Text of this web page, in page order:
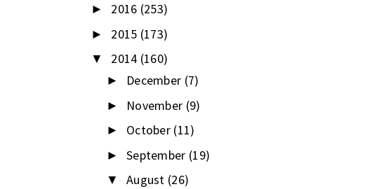
► 2016 (253)
► 2015 (173)
▼ 2014 (160)
► December (7)
► November (9)
► October (11)
► September (19)
▼ August (26)